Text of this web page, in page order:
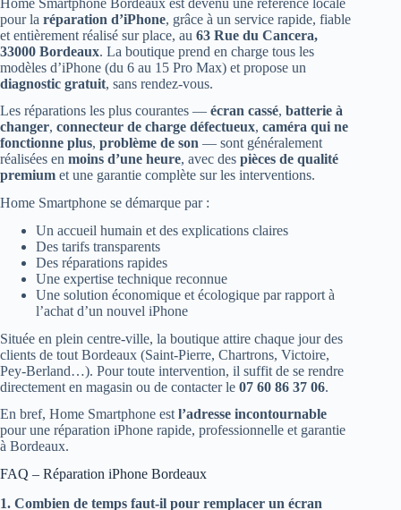
pour la réparation d’iPhone, grâce à un service rapide, fiable
et entièrement réalisé sur place, au 63 Rue du Cancera,
33000 Bordeaux. La boutique prend en charge tous les
modèles d’iPhone (du 6 au 15 Pro Max) et propose un
diagnostic gratuit, sans rendez-vous.
Les réparations les plus courantes — écran cassé, batterie à
changer, connecteur de charge défectueux, caméra qui ne
fonctionne plus, problème de son — sont généralement
réalisées en moins d’une heure, avec des pièces de qualité
premium et une garantie complète sur les interventions.
Home Smartphone se démarque par :
Un accueil humain et des explications claires
Des tarifs transparents
Des réparations rapides
Une expertise technique reconnue
Une solution économique et écologique par rapport à
l’achat d’un nouvel iPhone
Située en plein centre-ville, la boutique attire chaque jour des
clients de tout Bordeaux (Saint-Pierre, Chartrons, Victoire,
Pey-Berland…). Pour toute intervention, il suffit de se rendre
directement en magasin ou de contacter le 07 60 86 37 06.
En bref, Home Smartphone estl’adresse incontournable
pour une réparation iPhone rapide, professionnelle et garantie
à Bordeaux.
FAQ – Réparation iPhone Bordeaux
1. Combien de temps faut-il pour remplacer un écran